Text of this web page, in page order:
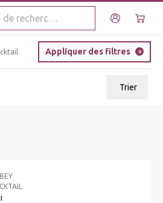
Appliquer des filtres 0
Trier